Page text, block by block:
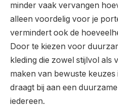
minder vaak vervangen
alleen voordelig voor je
vermindert ook de
Door te kiezen voor
kleding die zowel stijlvol als
maken van bewuste
draagt bij aan een
iedereen.